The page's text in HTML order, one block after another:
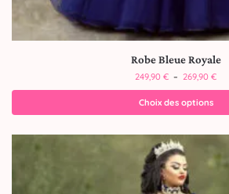
Robe Bleue Royale
249,90 € – 269,90 €
Choix des options